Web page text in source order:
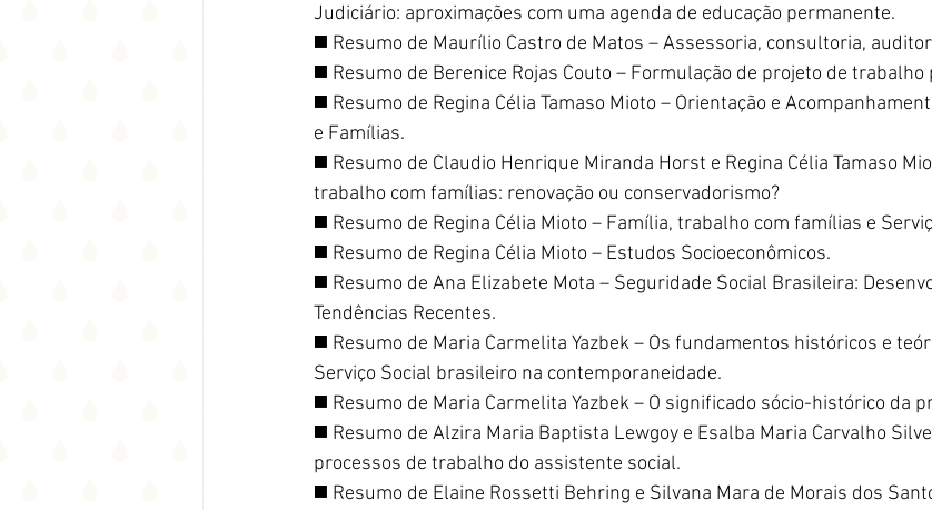
Judiciário: aproximações com uma agenda de educação permanente.
◼️ Resumo de Maurílio Castro de Matos – Assessoria, consultoria,
◼️ Resumo de Berenice Rojas Couto – Formulação de projeto de
◼️ Resumo de Regina Célia Tamaso Mioto – Orientação e
e Famílias.
◼️ Resumo de Claudio Henrique Miranda Horst e Regina Célia Tamaso
trabalho com famílias: renovação ou conservadorismo?
◼️ Resumo de Regina Célia Mioto – Família, trabalho com famílias e
◼️ Resumo de Regina Célia Mioto – Estudos Socioeconômicos.
◼️ Resumo de Ana Elizabete Mota – Seguridade Social Brasileira:
Tendências Recentes.
◼️ Resumo de Maria Carmelita Yazbek – Os fundamentos históricos e
Serviço Social brasileiro na contemporaneidade.
◼️ Resumo de Maria Carmelita Yazbek – O significado sócio-histórico da
◼️ Resumo de Alzira Maria Baptista Lewgoy e Esalba Maria Carvalho
processos de trabalho do assistente social.
◼️ Resumo de Elaine Rossetti Behring e Silvana Mara de Morais dos